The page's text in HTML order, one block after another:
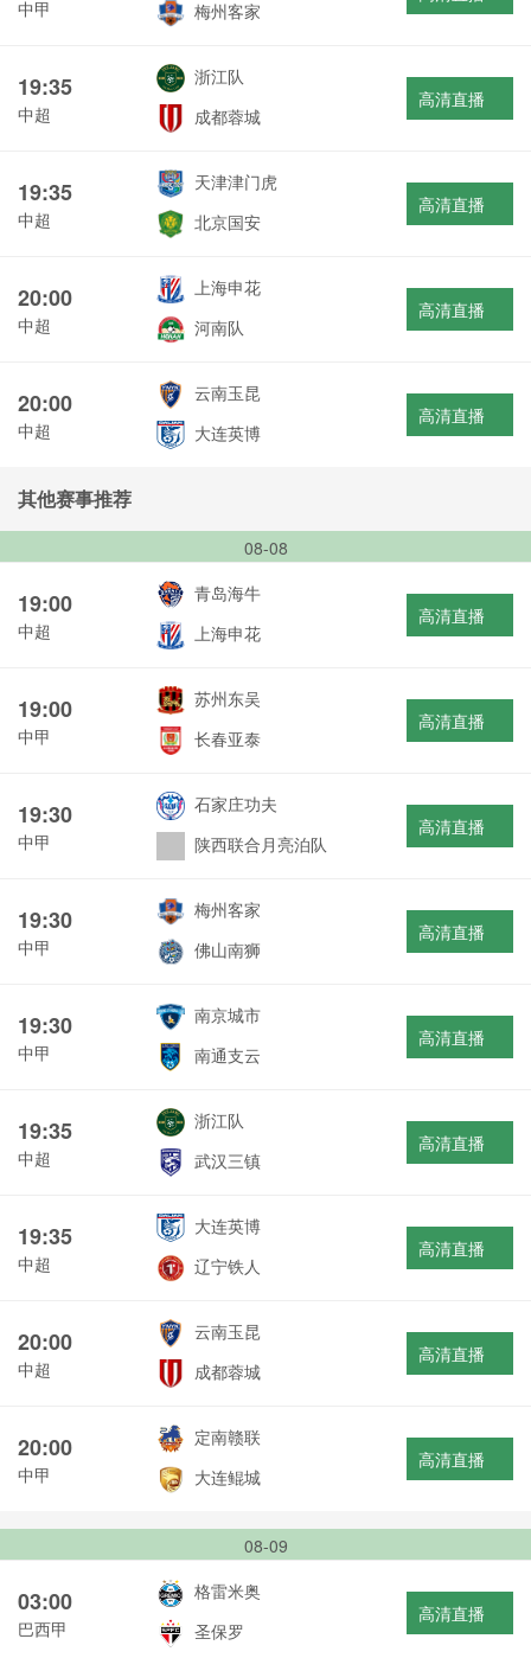
中甲 梅州客家
19:35
中超
浙江队
成都蓉城
高清直播
19:35
中超
天津津门虎
北京国安
高清直播
20:00
中超
上海申花
河南队
高清直播
20:00
中超
云南玉昆
大连英博
高清直播
其他赛事推荐
08-08
19:00
中超
青岛海牛
上海申花
高清直播
19:00
中甲
苏州东吴
长春亚泰
高清直播
19:30
中甲
石家庄功夫
陕西联合月亮泊队
高清直播
19:30
中甲
梅州客家
佛山南狮
高清直播
19:30
中甲
南京城市
南通支云
高清直播
19:35
中超
浙江队
武汉三镇
高清直播
19:35
中超
大连英博
辽宁铁人
高清直播
20:00
中超
云南玉昆
成都蓉城
高清直播
20:00
中甲
定南赣联
大连鲲城
高清直播
08-09
03:00
巴西甲
格雷米奥
圣保罗
高清直播